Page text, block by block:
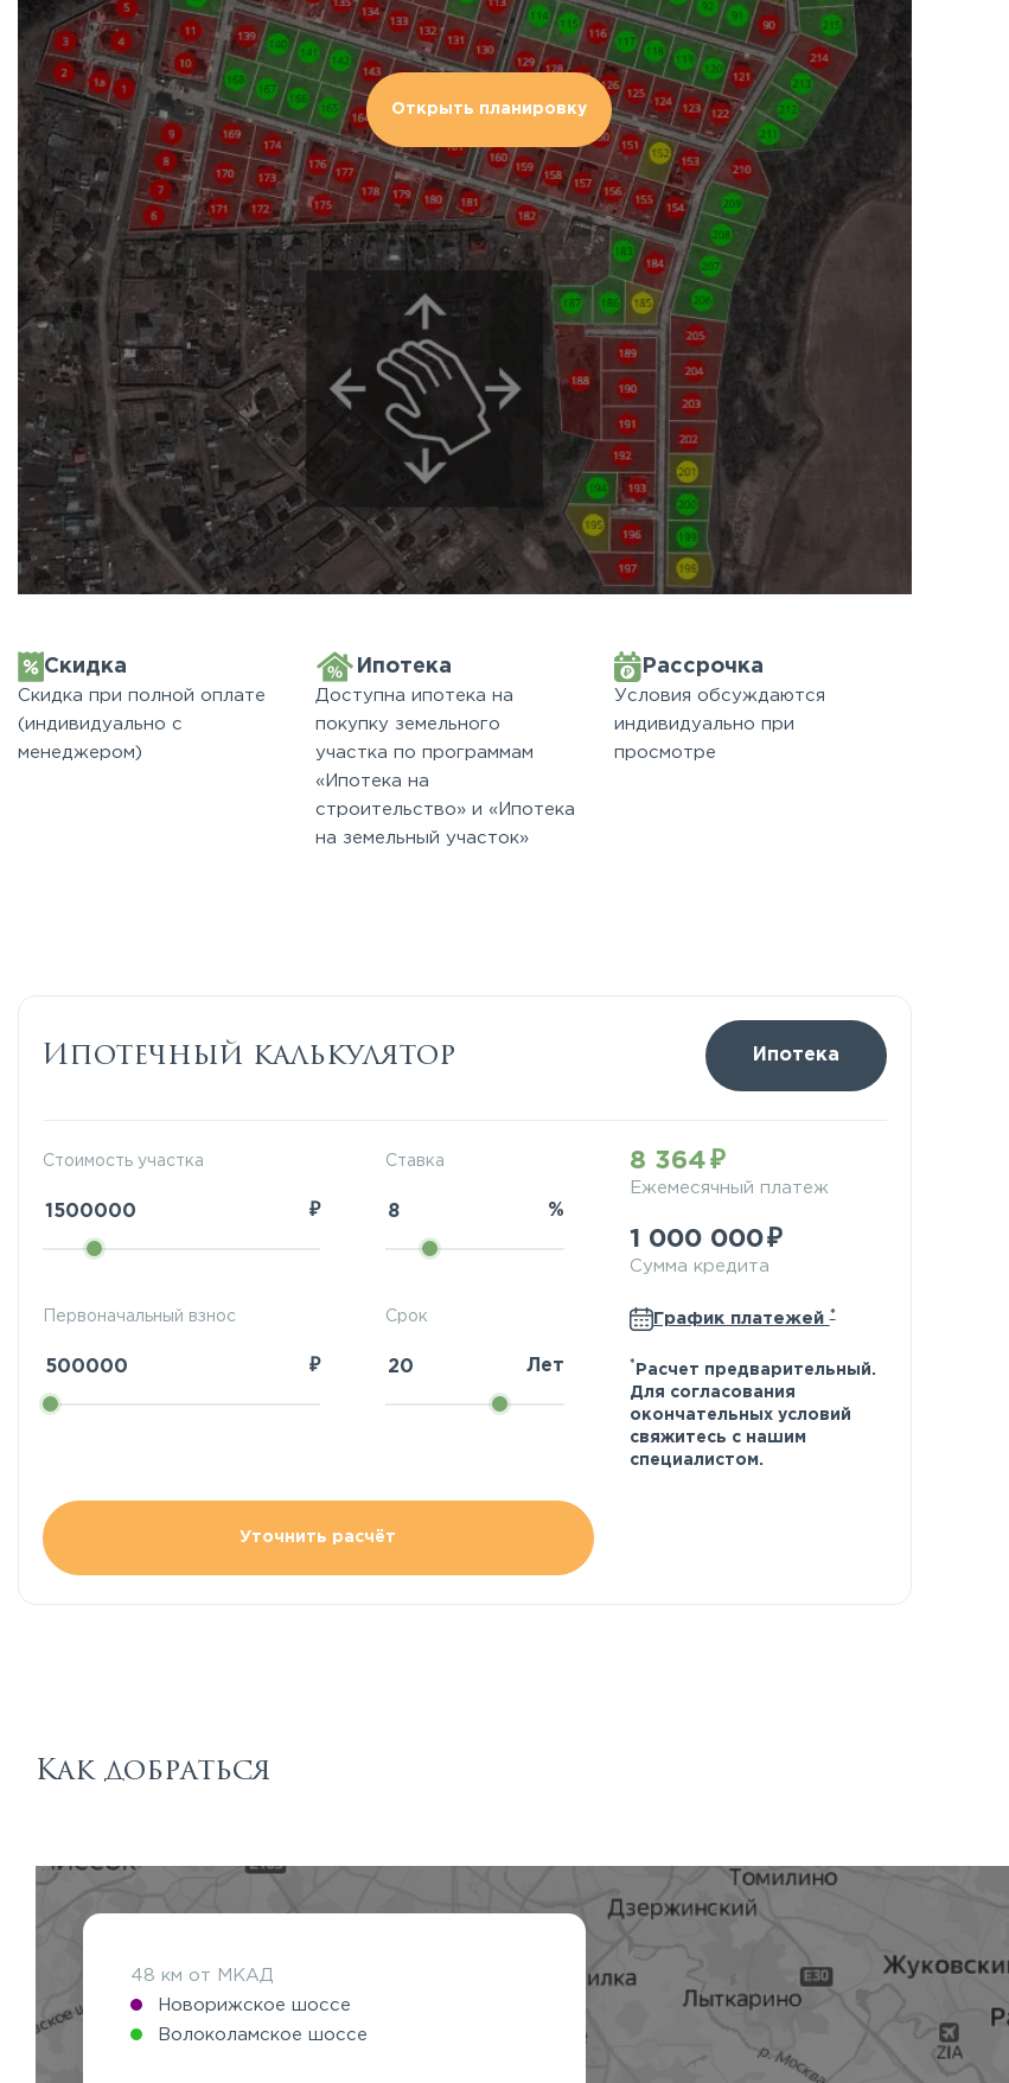
Открыть планировку
Скидка
Скидка при полной оплате
(индивидуально с
менеджером)
Ипотека
Доступна ипотека на
покупку земельного
участка по программам
«Ипотека на
строительство» и «Ипотека
на земельный участок»
Рассрочка
Условия обсуждаются
индивидуально при
просмотре
Ипотечный калькулятор Ипотека
Стоимость участка
₽
Ставка
%
Первоначальный взнос
₽
Срок
Лет
Уточнить расчёт
8 364
Ежемесячный платеж
1 000 000
Сумма кредита
График платежей*
* Расчет предварительный.
Для согласования
окончательных условий
свяжитесь с нашим
специалистом.
Как добраться
48 км от МКАД
Новорижское шоссе
Волоколамское шоссе